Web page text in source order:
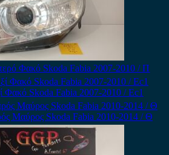
Φακό Skoda Fabia 2007-2010 / Π
Φακό Skoda Fabia 2007-2010 / Εc1
Μαύρος Skoda Fabia 2010-2014 / Θ